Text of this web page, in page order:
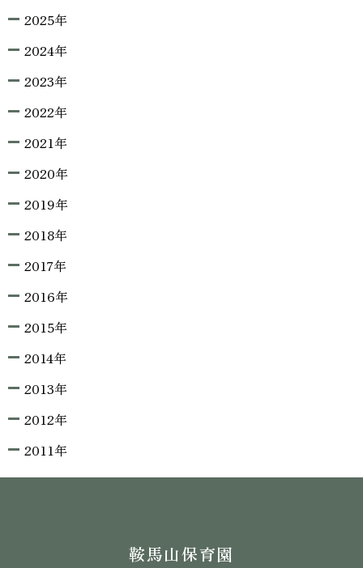
2025年
2024年
2023年
2022年
2021年
2020年
2019年
2018年
2017年
2016年
2015年
2014年
2013年
2012年
2011年
鞍馬山保育園